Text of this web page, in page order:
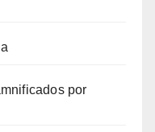
por